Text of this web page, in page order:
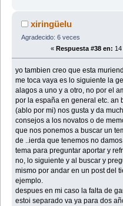
xiringüelu
Agradecido: 6 veces
« Respuesta #38 en:
yo tambien creo que esta
me toca vaya es lo siguiente la
alagos a uno y a otro, no por el
por la españa en general etc. an
(ablo por mi) nos gusta y da
consejos a los novatos o de
que nos ponemos a buscar un
de ..ierda que tenemos no
tema para preguntar aportar y
no, lo siguiente y al buscar y
mismo por andar en un post del
ejemplo.
despues en mi caso la falta de
estoi separado va ya para dos